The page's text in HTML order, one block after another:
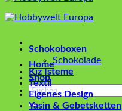
Home
Shop
Suchen
nach:
Schokoboxen
Schokolade
Kız İsteme
Textil
Eigenes Design
Yasin & Gebetsketten